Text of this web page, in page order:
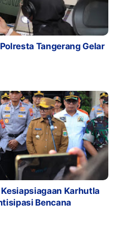
Tangerang Gelar
Karhutla
Bencana